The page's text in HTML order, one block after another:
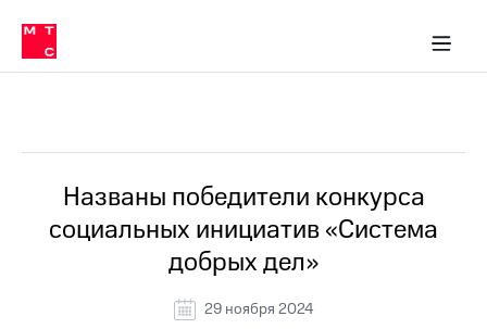
Медиа-центр
и акционерам
Устойчивое развитие
Комплаенс и деловая этика
компании
Карьера
История
компании
Руководство
в МТС
Пресс-
релизы
о технологиях
Названы победители конкурса
социальных инициатив «Система
добрых дел»
29 ноября 2024